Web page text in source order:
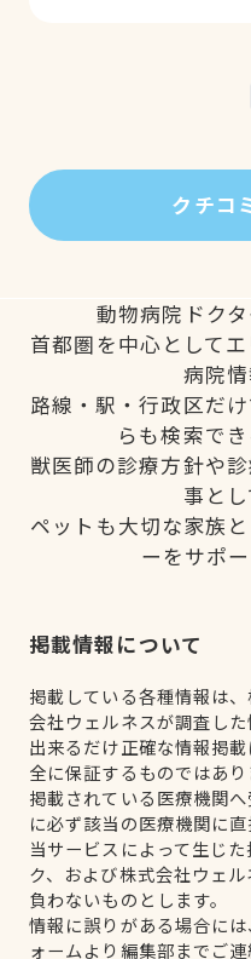
ってから実施して
クチコ
動物病院ドクタ
首都圏を中心として
病院情
路線・駅・行政区だ
らも検索で
獣医師の診療方針や
事とし
ペットも大切な家族
ーをサポー
掲載情報について
掲載している各種情報は
会社ウェルネスが調査した
出来るだけ正確な情報掲
全に保証するものではあり
掲載されている医療機関
に必ず該当の医療機関に直
当サービスによって生じ
ク、および株式会社ウェ
負わないものとします。
情報に誤りがある場合に
ォームより編集部までご